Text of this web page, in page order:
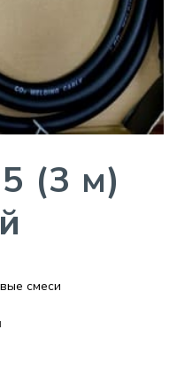
(3 м)
смеси